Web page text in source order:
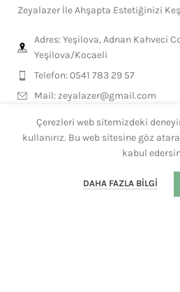
Zeyalazer İle Ahşapta Estetiğinizi
Adres: Yeşilova, Adnan Kahveci
Yeşilova/Kocaeli
Telefon: 0541 783 29 57
Mail:zeyalazer@gmail.com
MESLEKLERE ÖZEL
Çerezleri web sitemizdeki
kullanırız. Bu web sitesine göz
kabul
DAHA FAZLA BILGI